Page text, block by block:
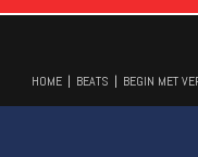
HOME BEATS BEGIN MET